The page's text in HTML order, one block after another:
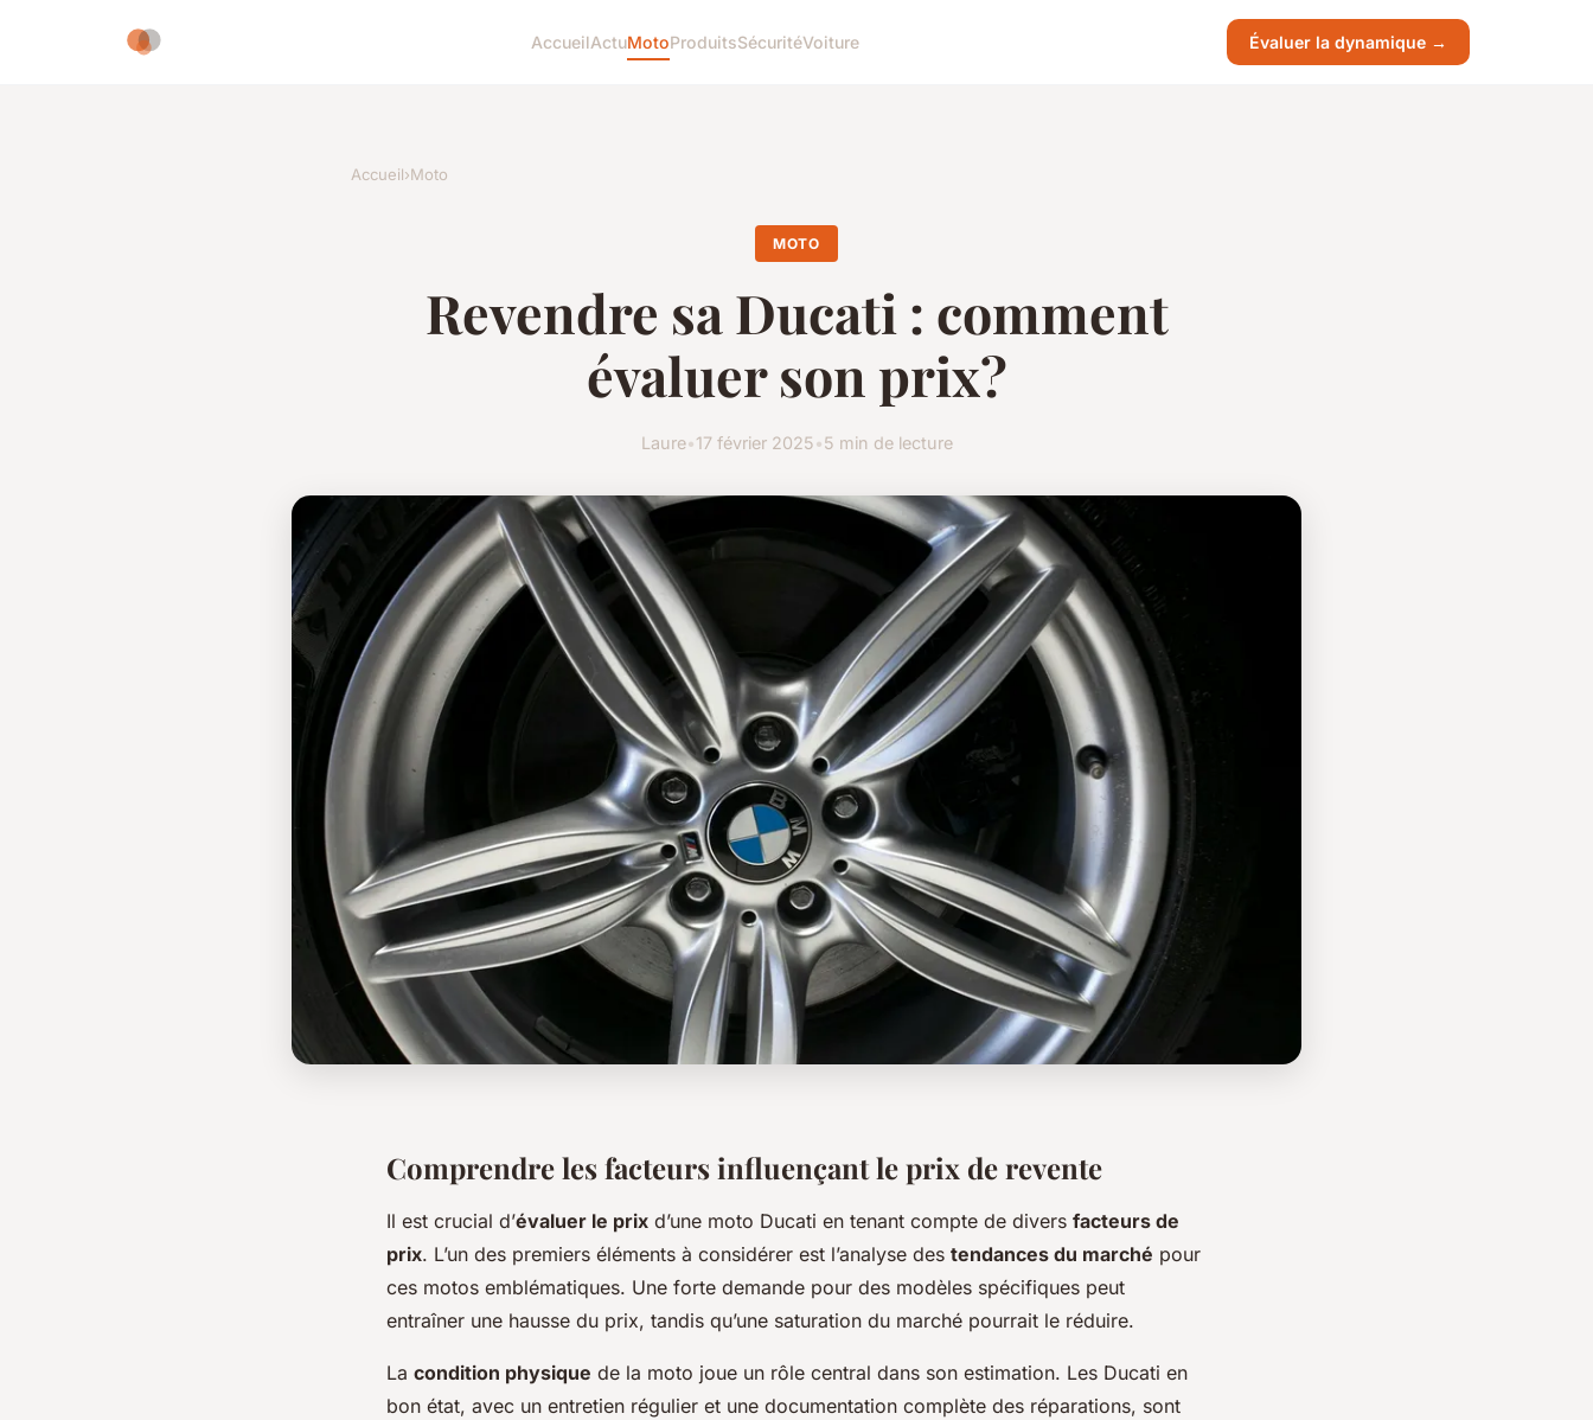
AccueilActuMotoProduitsSécuritéVoiture Évaluer la dynamique →
Accueil›Moto
MOTO
Revendre sa Ducati : comment
évaluer son prix?
Laure•17 février 2025•5 min de lecture
Comprendre les facteurs influençant le prix de revente
Il est crucial d’évaluer le prix d’une moto Ducati en tenant compte de divers facteurs de
prix. L’un des premiers éléments à considérer est l’analyse des tendances du marché pour
ces motos emblématiques. Une forte demande pour des modèles spécifiques peut
entraîner une hausse du prix, tandis qu’une saturation du marché pourrait le réduire.
La condition physique de la moto joue un rôle central dans son estimation. Les Ducati en
bon état, avec un entretien régulier et une documentation complète des réparations, sont